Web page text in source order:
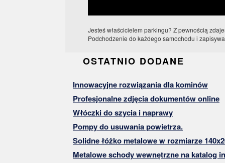
Jesteś właścicielem parkingu? Z pewnością
Podchodzenie do każdego samochodu i
OSTATNIO DODANE
Innowacyjne rozwiązania dla kominów
Profesjonalne zdjęcia dokumentów online
Włóczki do szycia i naprawy
Pompy do usuwania powietrza.
Solidne łóżko metalowe w rozmiarze
Metalowe schody wewnętrzne na katalog